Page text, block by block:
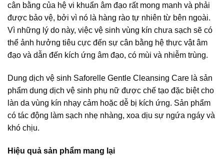
cân bằng của hệ vi khuẩn âm đạo rất mong manh và phải
được bảo vệ, bởi vì nó là hàng rào tự nhiên từ bên ngoài.
Vì những lý do này, việc vệ sinh vùng kín chưa sạch sẽ có
thể ảnh hưởng tiêu cực đến sự cân bằng hệ thực vật âm
đạo và dẫn đến kích ứng âm đạo, có mùi và nhiễm trùng.
Dung dịch vệ sinh Saforelle Gentle Cleansing Care là sản
phẩm dung dịch vệ sinh phụ nữ được chế tạo đặc biệt cho
làn da vùng kín nhạy cảm hoặc dễ bị kích ứng. Sản phẩm
có tác động làm sạch nhẹ nhàng, xoa dịu sự ngứa ngáy và
khó chịu.
Hiệu quả sản phẩm mang lại